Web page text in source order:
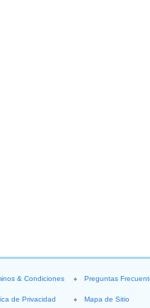
& Condiciones
de Privacidad
Preguntas
Mapa de Sitio